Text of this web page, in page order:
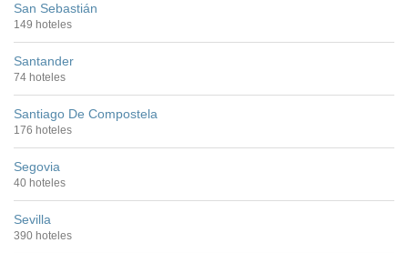
San Sebastián
149 hoteles
Santander
74 hoteles
Santiago De Compostela
176 hoteles
Segovia
40 hoteles
Sevilla
390 hoteles